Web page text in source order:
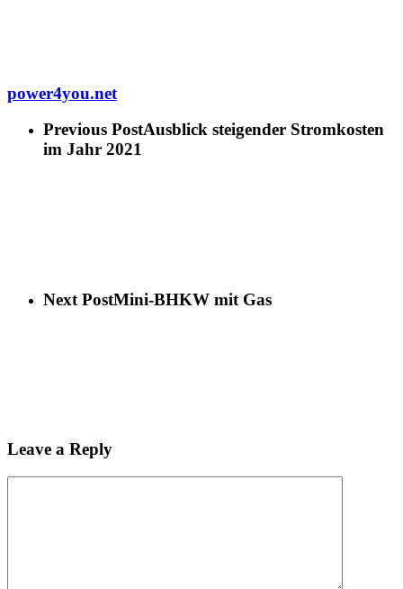
power4you.net
Previous PostAusblick steigender Stromkosten
im Jahr 2021
Next PostMini-BHKW mit Gas
Leave a Reply